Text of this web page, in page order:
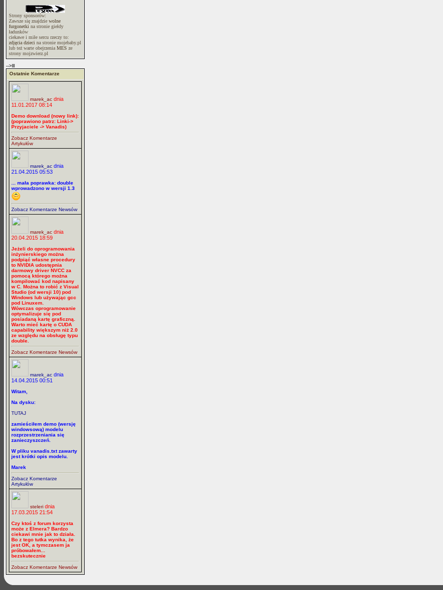
Strony sponsorów:
Zawsze się znajdzie wolne
furgonetki na stronie giełdy
ładunków
ciekawe i miłe sercu rzeczy to:
zdjęcia dzieci na stronie mojebaby.pl
lub też warte obejrzenia MES ze
strony mojzwierz.pl
-->lll
Ostatnie Komentarze
marek_ac dnia
11.01.2017 08:14
Demo download (nowy link):
(poprawiono patrz: Linki->
Przyjaciele -> Vanadis)
Zobacz Komentarze
Artykułów
marek_ac dnia
21.04.2015 05:53
... mała poprawka: double
wprowadzono w wersji 1.3
Zobacz Komentarze Newsów
marek_ac dnia
20.04.2015 18:59
Jeżeli do oprogramowania
inżynierskiego można
podpiąć własne procedury
to NVIDIA udostępnia
darmowy driver NVCC za
pomocą którego można
kompilować kod napisany
w C. Można to robić z Visual
Studio (od wersji 10) pod
Windows lub używając gcc
pod Linuxem.
Wówczas oprogramowanie
optymalizuje się pod
posiadaną kartę graficzną.
Warto mieć kartę o CUDA
capability większym niż 2.0
ze względu na obsługę typu
double.
Zobacz Komentarze Newsów
marek_ac dnia
14.04.2015 00:51
Witam,
Na dysku:
TUTAJ
zamieściłem demo (wersję
windowsową) modelu
rozprzestrzeniania się
zanieczyszczeń.
W pliku vanadis.txt zawarty
jest krótki opis modelu.
Marek
Zobacz Komentarze
Artykułów
steleri dnia
17.03.2015 21:54
Czy ktoś z forum korzysta
może z Elmera? Bardzo
ciekawi mnie jak to działa.
Bo z tego tutka wynika, że
jest OK, a tymczasem ja
próbowałem...
bezskutecznie
Zobacz Komentarze Newsów